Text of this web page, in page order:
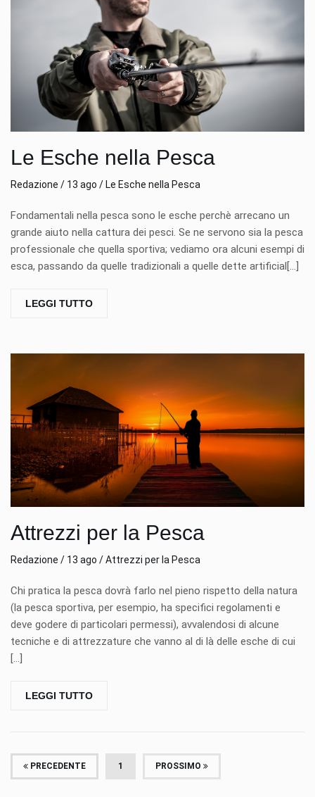
Le Esche nella Pesca
Redazione / 13 ago / Le Esche nella Pesca
Fondamentali nella pesca sono le esche perchè arrecano un
grande aiuto nella cattura dei pesci. Se ne servono sia la pesca
professionale che quella sportiva; vediamo ora alcuni esempi di
esca, passando da quelle tradizionali a quelle dette artificial[...]
LEGGI TUTTO
Attrezzi per la Pesca
Redazione / 13 ago / Attrezzi per la Pesca
Chi pratica la pesca dovrà farlo nel pieno rispetto della natura
(la pesca sportiva, per esempio, ha specifici regolamenti e
deve godere di particolari permessi), avvalendosi di alcune
tecniche e di attrezzature che vanno al di là delle esche di cui
[...]
LEGGI TUTTO
PRECEDENTE 1 (ATTUALE)PROSSIMO